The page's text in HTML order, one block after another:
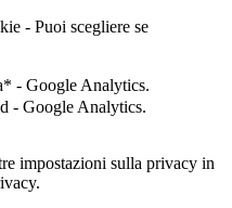
- Puoi scegliere se
- Google Analytics.
- Google Analytics.
impostazioni sulla privacy in